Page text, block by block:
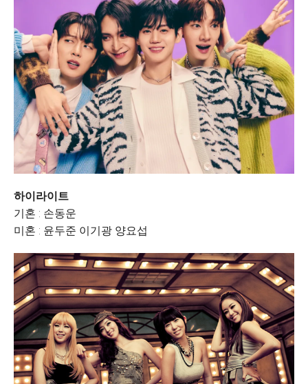
하이라이트
기혼 : 손동운
미혼 : 윤두준 이기광 양요섭